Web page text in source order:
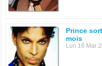
Prince
mois
Lun 16 Mar